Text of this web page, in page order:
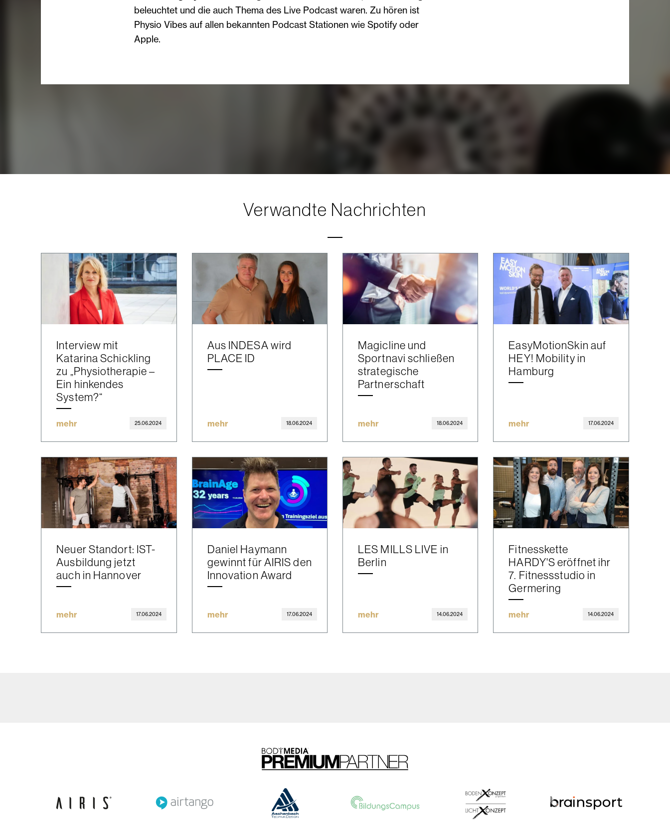
beleuchtet und die auch Thema des Live Podcast waren. Zu hören ist
Physio Vibes auf allen bekannten Podcast Stationen wie Spotify oder
Apple.
Verwandte Nachrichten
Interview mit
Katarina Schickling
zu „Physiotherapie –
Ein hinkendes
System?“
mehr 25.06.2024
Aus INDESA wird
PLACE ID
mehr 18.06.2024
Magicline und
Sportnavi schließen
strategische
Partnerschaft
mehr 18.06.2024
EasyMotionSkin auf
HEY! Mobility in
Hamburg
mehr 17.06.2024
Neuer Standort: IST-
Ausbildung jetzt
auch in Hannover
mehr 17.06.2024
Daniel Haymann
gewinnt für AIRIS den
Innovation Award
mehr 17.06.2024
LES MILLS LIVE in
Berlin
mehr 14.06.2024
Fitnesskette
HARDY'S eröffnet ihr
7. Fitnessstudio in
Germering
mehr 14.06.2024